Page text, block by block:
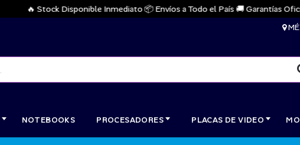
🔥 Stock Disponible Inmediato 📦 Envíos a Todo el País 🚚 Garantías
NOTEBOOKS PROCESADORES PLACAS DE VIDEO